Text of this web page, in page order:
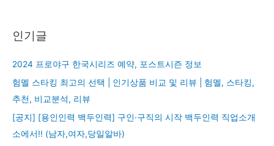
인기글
2024 프로야구 한국시리즈 예약, 포스트시즌 정보
험멜 스타킹 최고의 선택 | 인기상품 비교 및 리뷰 | 험멜, 스타킹,
추천, 비교분석, 리뷰
[공지] [용인인력 백두인력] 구인·구직의 시작 백두인력 직업소개
소에서!! (남자,여자,당일알바)